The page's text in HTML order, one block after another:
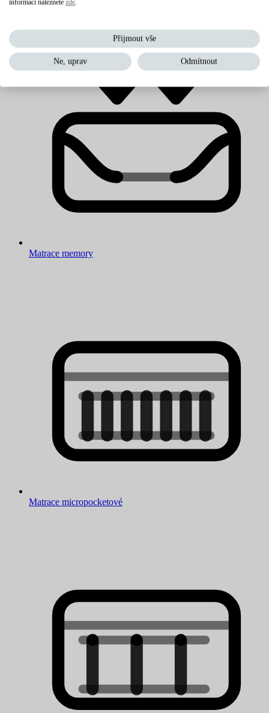
Levné matrace
Matrace memory
Matrace micropocketové
informací naleznete zde.
Přijmout vše
Ne, uprav Odmítnout